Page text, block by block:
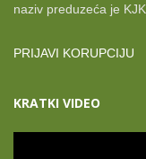
naziv preduzeća je
PRIJAVI KORUPCIJU
KRATKI VIDEO